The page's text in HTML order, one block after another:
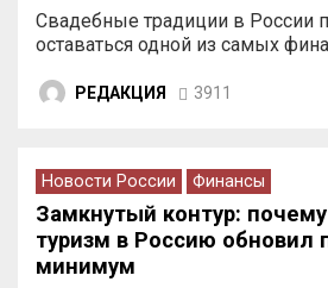
Свадебные традиции в России
оставаться одной из самых
РЕДАКЦИЯ 3911
Новости России Финансы
Замкнутый контур:
туризм в Россию обновил
минимум